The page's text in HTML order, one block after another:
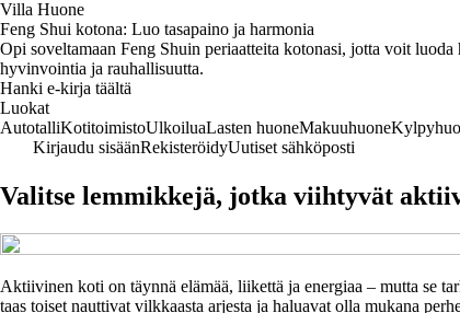
Villa Huone
Feng Shui kotona: Luo tasapaino ja harmonia
Opi soveltamaan Feng Shuin periaatteita kotonasi, jotta voit
hyvinvointia ja rauhallisuutta.
Hanki e-kirja täältä
Luokat
AutotalliKotitoimistoUlkoiluaLasten huoneMakuuhuone
Kirjaudu sisäänRekisteröidyUutiset sähköposti
Valitse lemmikkejä, jotka viihtyvät
Aktiivinen koti on täynnä elämää, liikettä ja energiaa – mutta se
taas toiset nauttivat vilkkaasta arjesta ja haluavat olla mukana